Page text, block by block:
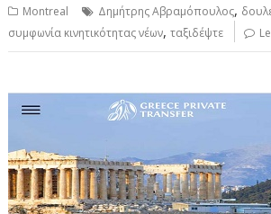
Montreal Δημήτρης Αβραμόπουλος,
συμφωνία κινητικότητας νέων,ταξιδέψτε